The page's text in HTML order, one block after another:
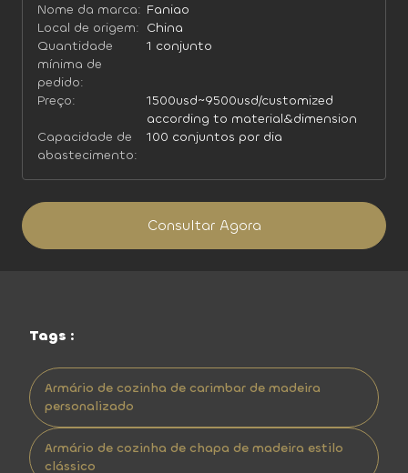
Nome da marca: Faniao
Local de origem: China
Quantidade
mínima de
pedido:
1 conjunto
Preço:
1500usd~9500usd/customized
according to material&dimension
Capacidade de
abastecimento:
100 conjuntos por dia
Consultar Agora
Tags :
Armário de cozinha de carimbar de madeira
personalizado
Armário de cozinha de chapa de madeira estilo
clássico